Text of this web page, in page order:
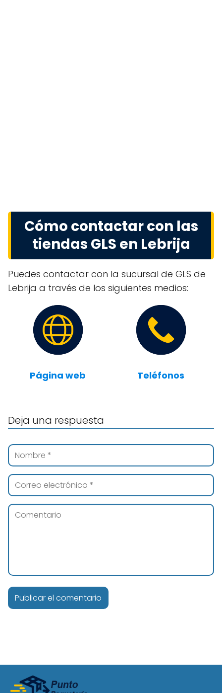
Cómo contactar con las
tiendas GLS en Lebrija
Puedes contactar con la sucursal de GLS de
Lebrija a través de los siguientes medios:
Página web Teléfonos
Deja una respuesta